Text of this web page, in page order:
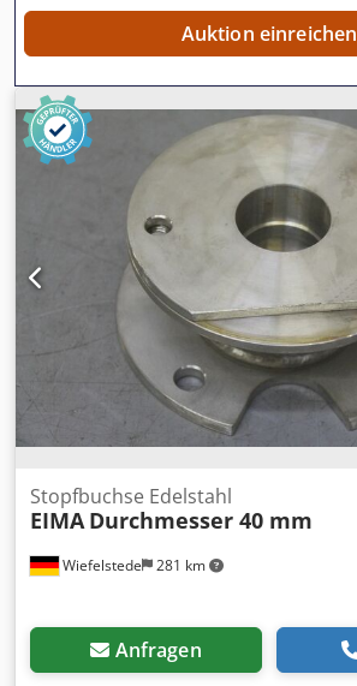
Auktion einreichen
Wiefelstede 281 km
Stopfbuchse Edelstahl
EIMA Durchmesser 40 mm
Anfragen